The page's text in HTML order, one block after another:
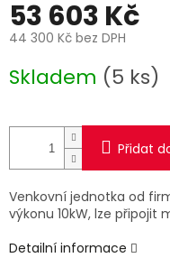
53 603 Kč
44 300 Kč bez DPH
cena:
Skladem (5 ks)
Přidat
Venkovní jednotka od
výkonu 10kW, lze připojit
Detailní informace